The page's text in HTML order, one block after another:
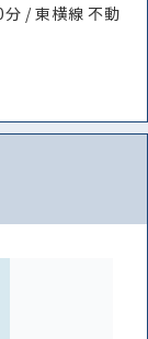
/ 東横線 不動